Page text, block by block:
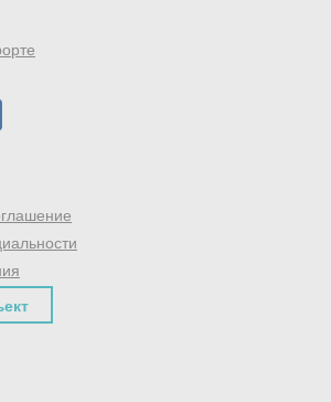
Скидка −5%
Оставь почту и получи
на первое бронирование!